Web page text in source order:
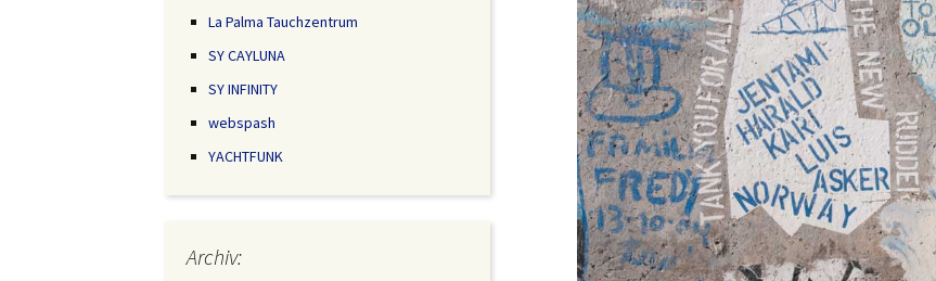
La Palma Tauchzentrum
SY CAYLUNA
SY INFINITY
webspash
YACHTFUNK
Archiv: